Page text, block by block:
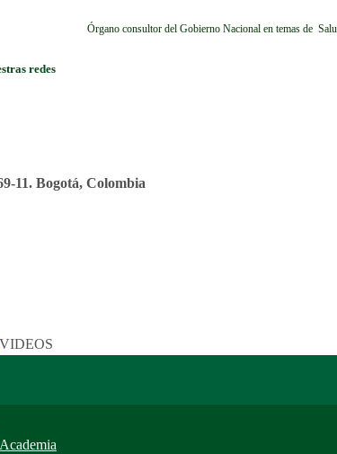
Órgano consultor del Gobierno Nacional en temas de
redes
11. Bogotá, Colombia